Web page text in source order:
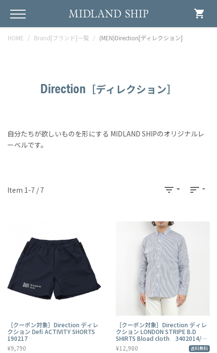
shopping_cart
HOME Brand[ブランド]一覧 (MEN)Direction[ディレクション]
Direction ［ディレクション］
自分たちが欲しいものを形にする MIDLAND SHIPのオリジナルレ
ーベルです。
Item 1-7 / 7 filter_list sort
［クーポン対象］Direction ディレ
クション Defi ACTIVITY SHORTS
190217
¥9,790
［クーポン対象］Direction ディレ
クション LONDON STRIPE B.D
SHIRTS Bload cloth 3402014/ロ
ンドンストライプシャツ
¥12,980 送料無料